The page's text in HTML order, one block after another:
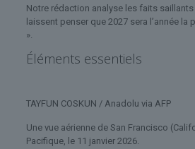
Notre rédaction analyse les faits
laissent penser que 2027 sera l’année la
».
Éléments essentiels
TAYFUN COSKUN / Anadolu via AFP
Une vue aérienne de San Francisco
Pacifique, le 11 janvier 2026.